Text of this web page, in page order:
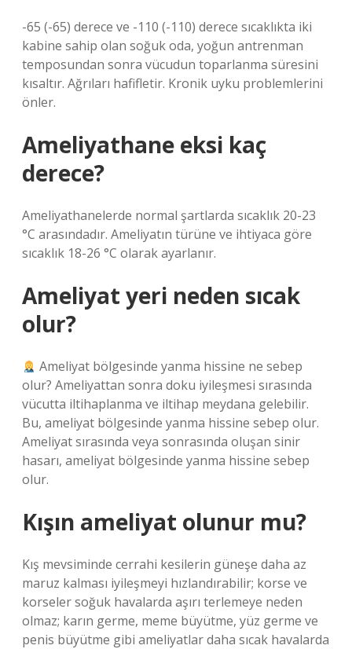
-65 (-65) derece ve -110 (-110) derece sıcaklıkta iki
kabine sahip olan soğuk oda, yoğun antrenman
temposundan sonra vücudun toparlanma süresini
kısaltır. Ağrıları hafifletir. Kronik uyku problemlerini
önler.
Ameliyathane eksi kaç
derece?
Ameliyathanelerde normal şartlarda sıcaklık 20-23
°C arasındadır. Ameliyatın türüne ve ihtiyaca göre
sıcaklık 18-26 °C olarak ayarlanır.
Ameliyat yeri neden sıcak
olur?
Ameliyat bölgesinde yanma hissine ne sebep
olur? Ameliyattan sonra doku iyileşmesi sırasında
vücutta iltihaplanma ve iltihap meydana gelebilir.
Bu, ameliyat bölgesinde yanma hissine sebep olur.
Ameliyat sırasında veya sonrasında oluşan sinir
hasarı, ameliyat bölgesinde yanma hissine sebep
olur.
Kışın ameliyat olunur mu?
Kış mevsiminde cerrahi kesilerin güneşe daha az
maruz kalması iyileşmeyi hızlandırabilir; korse ve
korseler soğuk havalarda aşırı terlemeye neden
olmaz; karın germe, meme büyütme, yüz germe ve
penis büyütme gibi ameliyatlar daha sıcak havalarda